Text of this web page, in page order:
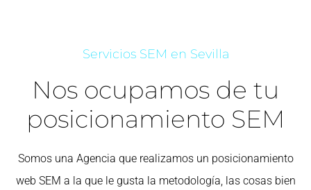
Servicios SEM en Sevilla
Nos ocupamos de tu
posicionamiento SEM
Somos una Agencia que realizamos un posicionamiento
web SEM a la que le gusta la metodología, las cosas bien